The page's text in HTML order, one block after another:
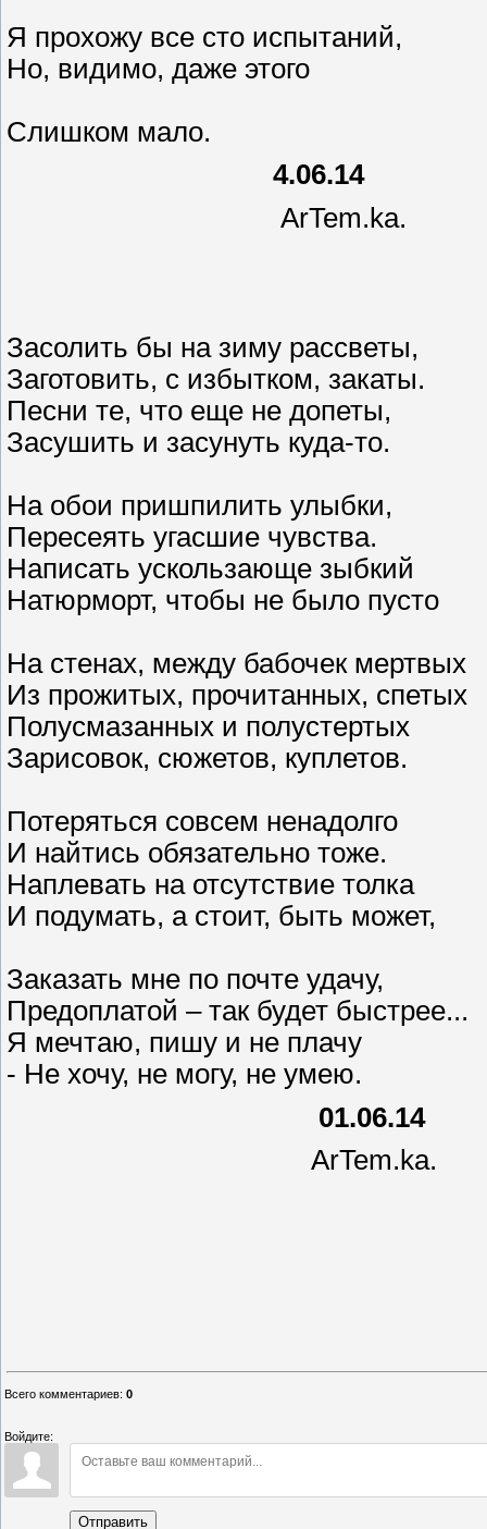
Я прохожу все сто испытаний,
Но, видимо, даже этого
Слишком мало.
4.06.14
ArTem.ka.
Засолить бы на зиму рассветы,
Заготовить, с избытком, закаты.
Песни те, что еще не допеты,
Засушить и засунуть куда-то.
На обои пришпилить улыбки,
Пересеять угасшие чувства.
Написать ускользающе зыбкий
Натюрморт, чтобы не было пусто
На стенах, между бабочек мертвых
Из прожитых, прочитанных, спетых
Полусмазанных и полустертых
Зарисовок, сюжетов, куплетов.
Потеряться совсем ненадолго
И найтись обязательно тоже.
Наплевать на отсутствие толка
И подумать, а стоит, быть может,
Заказать мне по почте удачу,
Предоплатой – так будет быстрее...
Я мечтаю, пишу и не плачу
- Не хочу, не могу, не умею.
01.06.14
ArTem.ka.
Всего комментариев: 0
Войдите:
Отправить